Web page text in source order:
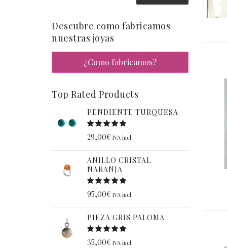
Descubre como fabricamos
nuestras joyas
¿Como fabricamos?
Top Rated Products
PENDIENTE TURQUESA
29,00€ IVA incl.
ANILLO CRISTAL
NARANJA
95,00€ IVA incl.
PIEZA GRIS PALOMA
35,00€ IVA incl.